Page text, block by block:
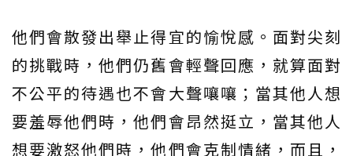
他們會散發出舉止得宜的愉悅感。面對尖刻
的挑戰時，他們仍舊會輕聲回應，就算面對
不公平的待遇也不會大聲嚷嚷；當其他人想
要羞辱他們時，他們會昂然挺立，當其他人
想要激怒他們時，他們會克制情緒，而且，